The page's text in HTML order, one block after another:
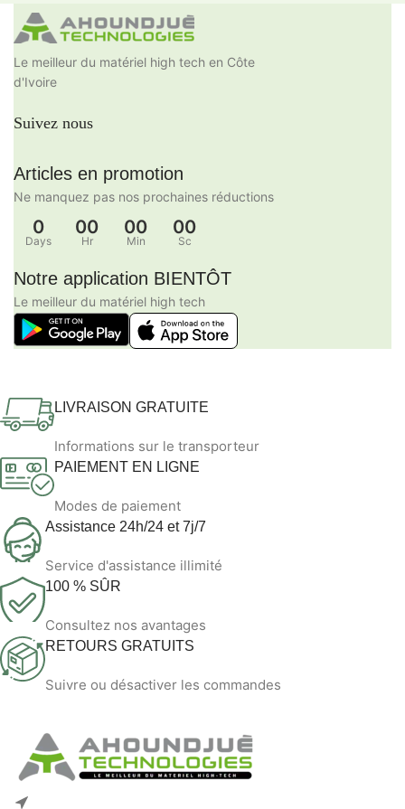
Le meilleur du matériel high tech en Côte
d'Ivoire
Suivez nous
Articles en promotion
Ne manquez pas nos prochaines réductions
0
Days
00
Hr
00
Min
00
Sc
Notre application BIENTÔT
Le meilleur du matériel high tech
LIVRAISON GRATUITE
Informations sur le transporteur
PAIEMENT EN LIGNE
Modes de paiement
Assistance 24h/24 et 7j/7
Service d'assistance illimité
100 % SÛR
Consultez nos avantages
RETOURS GRATUITS
Suivre ou désactiver les commandes